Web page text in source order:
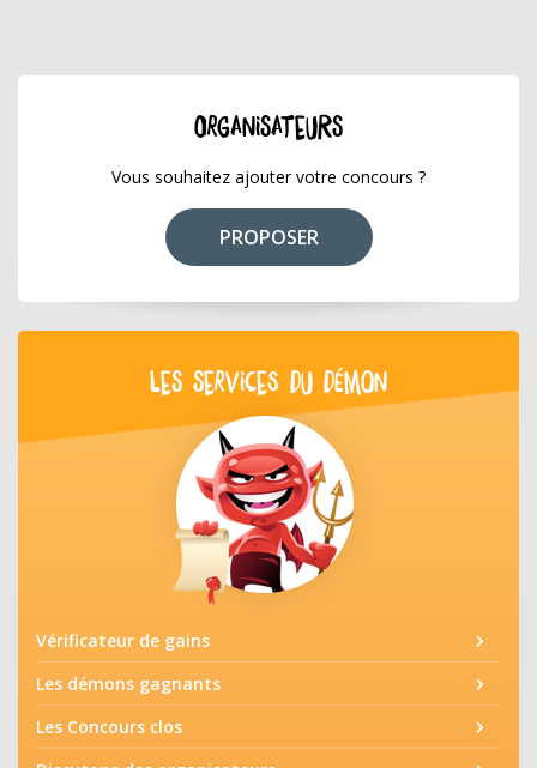
ORGANISATEURS
Vous souhaitez ajouter votre concours ?
PROPOSER
LES SERVICES DU DÉMON
Vérificateur de gains
Les démons gagnants
Les Concours clos